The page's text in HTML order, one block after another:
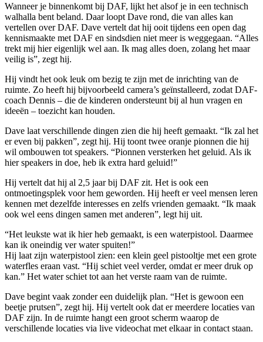
Wanneer je binnenkomt bij DAF, lijkt het alsof je in een technisch
walhalla bent beland. Daar loopt Dave rond, die van alles kan
vertellen over DAF. Dave vertelt dat hij ooit tijdens een open dag
kennismaakte met DAF en sindsdien niet meer is weggegaan. “Alles
trekt mij hier eigenlijk wel aan. Ik mag alles doen, zolang het maar
veilig is”, zegt hij.
Hij vindt het ook leuk om bezig te zijn met de inrichting van de
ruimte. Zo heeft hij bijvoorbeeld camera’s geïnstalleerd, zodat DAF-
coach Dennis – die de kinderen ondersteunt bij al hun vragen en
ideeën – toezicht kan houden.
Dave laat verschillende dingen zien die hij heeft gemaakt. “Ik zal het
er even bij pakken”, zegt hij. Hij toont twee oranje pionnen die hij
wil ombouwen tot speakers. “Pionnen versterken het geluid. Als ik
hier speakers in doe, heb ik extra hard geluid!”
Hij vertelt dat hij al 2,5 jaar bij DAF zit. Het is ook een
ontmoetingsplek voor hem geworden. Hij heeft er veel mensen leren
kennen met dezelfde interesses en zelfs vrienden gemaakt. “Ik maak
ook wel eens dingen samen met anderen”, legt hij uit.
“Het leukste wat ik hier heb gemaakt, is een waterpistool. Daarmee
kan ik oneindig ver water spuiten!”
Hij laat zijn waterpistool zien: een klein geel pistooltje met een grote
waterfles eraan vast. “Hij schiet veel verder, omdat er meer druk op
kan.” Het water schiet tot aan het verste raam van de ruimte.
Dave begint vaak zonder een duidelijk plan. “Het is gewoon een
beetje prutsen”, zegt hij. Hij vertelt ook dat er meerdere locaties van
DAF zijn. In de ruimte hangt een groot scherm waarop de
verschillende locaties via live videochat met elkaar in contact staan.